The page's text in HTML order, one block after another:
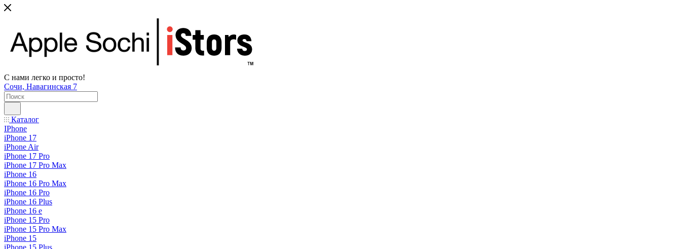
С нами легко и просто!
Сочи, Навагинская 7
Каталог
IPhone
iPhone 17
iPhone Air
iPhone 17 Pro
iPhone 17 Pro Max
iPhone 16
iPhone 16 Pro Max
iPhone 16 Pro
iPhone 16 Plus
iPhone 16 e
iPhone 15 Pro
iPhone 15 Pro Max
iPhone 15
iPhone 15 Plus